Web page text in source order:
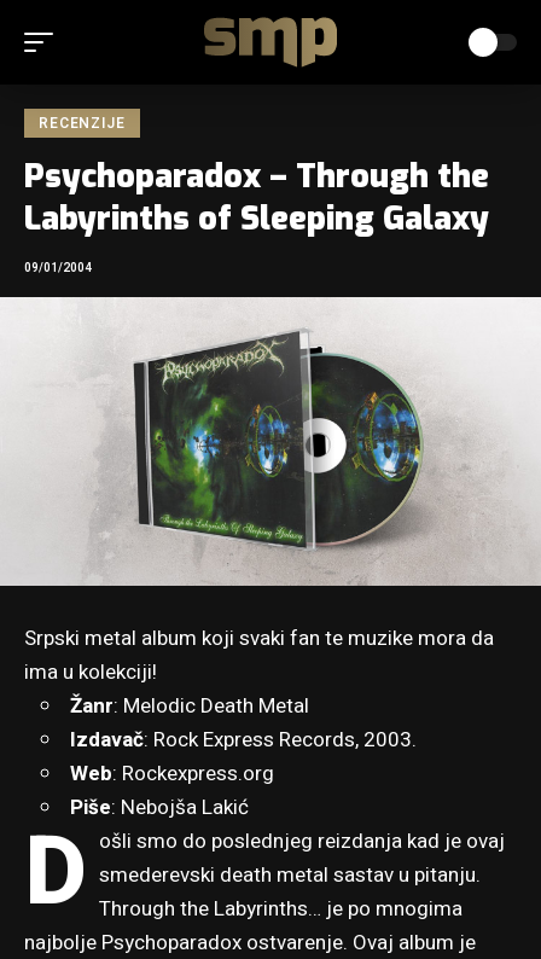
RECENZIJE
Psychoparadox – Through the
Labyrinths of Sleeping Galaxy
09/01/2004
Srpski metal album koji svaki fan te muzike mora da
ima u kolekciji!
Žanr: Melodic Death Metal
Izdavač: Rock Express Records, 2003.
Web: Rockexpress.org
Piše: Nebojša Lakić
D ošli smo do poslednjeg reizdanja kad je ovaj
smederevski death metal sastav u pitanju.
Through the Labyrinths… je po mnogima
najbolje Psychoparadox ostvarenje. Ovaj album je